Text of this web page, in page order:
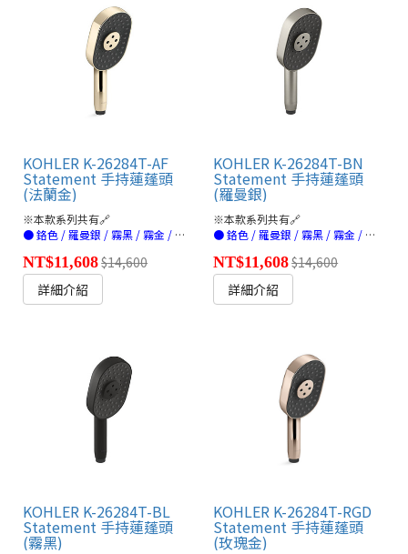
KOHLER K-26284T-AF
Statement 手持蓮蓬頭
(法蘭金)
※本款系列共有🔗
● 鉻色 / 羅曼銀 / 霧黑 / 霧金 / 法蘭金 / 玫瑰金(連結)
NT$11,608$14,600
詳細介紹
KOHLER K-26284T-BN
Statement 手持蓮蓬頭
(羅曼銀)
※本款系列共有🔗
● 鉻色 / 羅曼銀 / 霧黑 / 霧金 / 法蘭金 / 玫瑰金(連結)
NT$11,608$14,600
詳細介紹
KOHLER K-26284T-BL
Statement 手持蓮蓬頭
(霧黑)
KOHLER K-26284T-RGD
Statement 手持蓮蓬頭
(玫瑰金)